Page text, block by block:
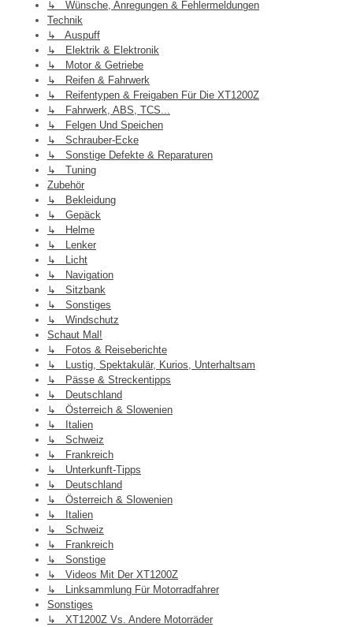
↳ Wünsche, Anregungen & Fehlermeldungen
Technik
↳ Auspuff
↳ Elektrik & Elektronik
↳ Motor & Getriebe
↳ Reifen & Fahrwerk
↳ Reifentypen & Freigaben Für Die XT1200Z
↳ Fahrwerk, ABS, TCS...
↳ Felgen Und Speichen
↳ Schrauber-Ecke
↳ Sonstige Defekte & Reparaturen
↳ Tuning
Zubehör
↳ Bekleidung
↳ Gepäck
↳ Helme
↳ Lenker
↳ Licht
↳ Navigation
↳ Sitzbank
↳ Sonstiges
↳ Windschutz
Schaut Mal!
↳ Fotos & Reiseberichte
↳ Lustig, Spektakulär, Kurios, Unterhaltsam
↳ Pässe & Streckentipps
↳ Deutschland
↳ Österreich & Slowenien
↳ Italien
↳ Schweiz
↳ Frankreich
↳ Unterkunft-Tipps
↳ Deutschland
↳ Österreich & Slowenien
↳ Italien
↳ Schweiz
↳ Frankreich
↳ Sonstige
↳ Videos Mit Der XT1200Z
↳ Linksammlung Für Motorradfahrer
Sonstiges
↳ XT1200Z Vs. Andere Motorräder